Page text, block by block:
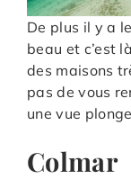
De plus il y a
beau et c’est
des maisons
pas de vous
une vue
Colmar